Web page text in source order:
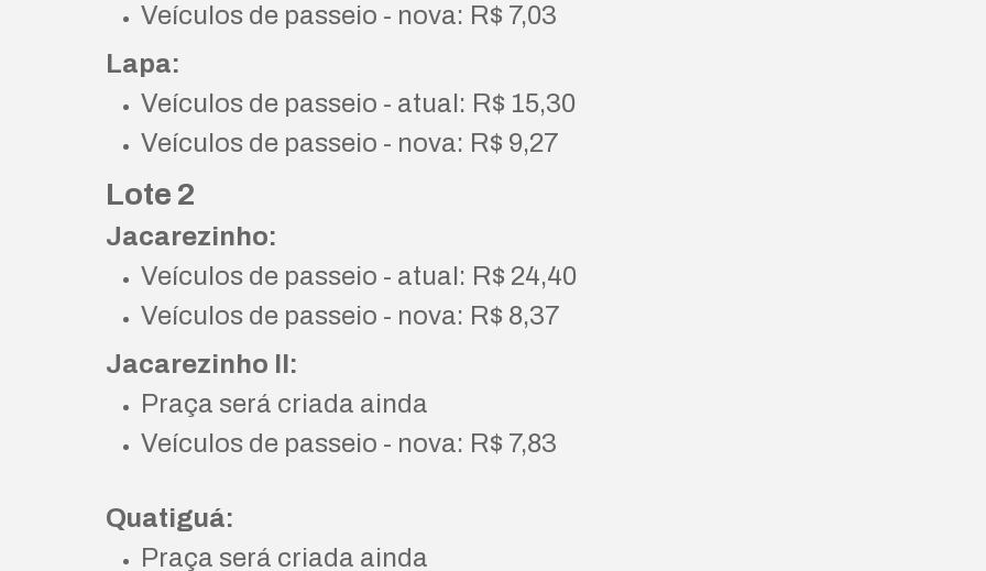
Veículos de passeio - nova: R$ 7,03
Lapa:
Veículos de passeio - atual: R$ 15,30
Veículos de passeio - nova: R$ 9,27
Lote 2
Jacarezinho:
Veículos de passeio - atual: R$ 24,40
Veículos de passeio - nova: R$ 8,37
Jacarezinho II:
Praça será criada ainda
Veículos de passeio - nova: R$ 7,83
Quatiguá:
Praça será criada ainda